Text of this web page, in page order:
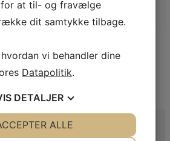
for at til- og fravælge
dit samtykke tilbage.
vi behandler dine
Datapolitik.
DETALJER
JA
ALLE